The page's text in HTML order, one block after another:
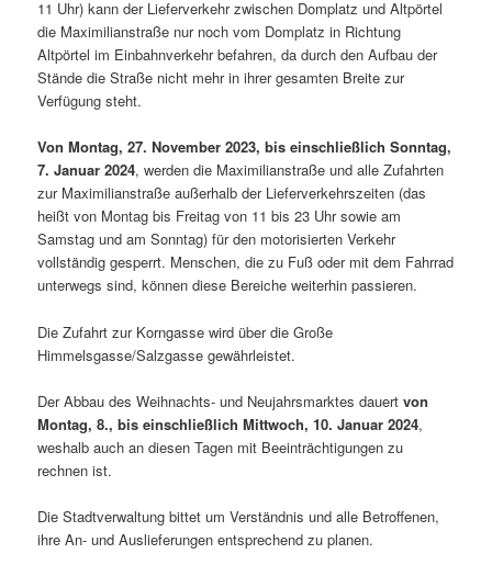
11 Uhr) kann der Lieferverkehr zwischen Domplatz und Altpörtel
die Maximilianstraße nur noch vom Domplatz in Richtung
Altpörtel im Einbahnverkehr befahren, da durch den Aufbau der
Stände die Straße nicht mehr in ihrer gesamten Breite zur
Verfügung steht.
Von Montag, 27. November 2023, bis einschließlich Sonntag,
7. Januar 2024, werden die Maximilianstraße und alle Zufahrten
zur Maximilianstraße außerhalb der Lieferverkehrszeiten (das
heißt von Montag bis Freitag von 11 bis 23 Uhr sowie am
Samstag und am Sonntag) für den motorisierten Verkehr
vollständig gesperrt. Menschen, die zu Fuß oder mit dem Fahrrad
unterwegs sind, können diese Bereiche weiterhin passieren.
Die Zufahrt zur Korngasse wird über die Große
Himmelsgasse/Salzgasse gewährleistet.
Der Abbau des Weihnachts- und Neujahrsmarktes dauertvon
Montag, 8., bis einschließlich Mittwoch, 10. Januar 2024,
weshalb auch an diesen Tagen mit Beeinträchtigungen zu
rechnen ist.
Die Stadtverwaltung bittet um Verständnis und alle Betroffenen,
ihre An- und Auslieferungen entsprechend zu planen.